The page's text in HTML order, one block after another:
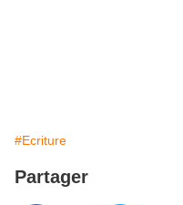
#Ecriture
Partager